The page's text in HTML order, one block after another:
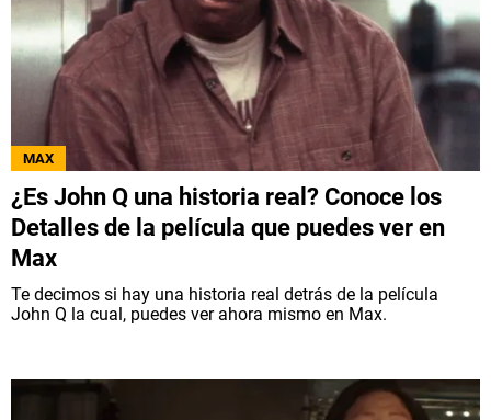
MAX
¿Es John Q una historia real? Conoce los
Detalles de la película que puedes ver en
Max
Te decimos si hay una historia real detrás de la película
John Q la cual, puedes ver ahora mismo en Max.